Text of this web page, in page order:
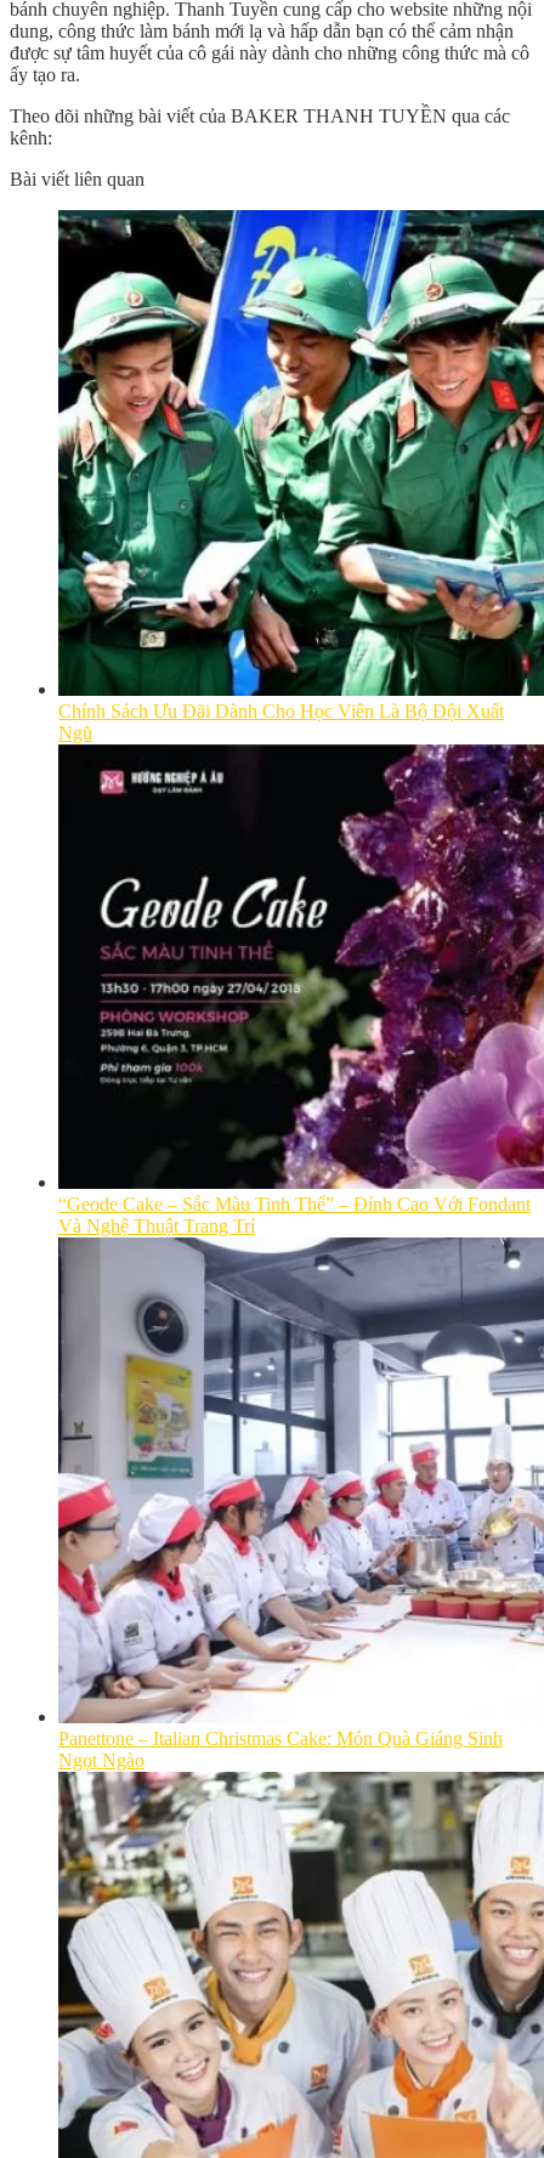
bánh chuyên nghiệp. Thanh Tuyền cung cấp cho website những nội
dung, công thức làm bánh mới lạ và hấp dẫn bạn có thể cảm nhận
được sự tâm huyết của cô gái này dành cho những công thức mà cô
ấy tạo ra.
Theo dõi những bài viết của BAKER THANH TUYỀN qua các
kênh:
Bài viết liên quan
Chính Sách Ưu Đãi Dành Cho Học Viên Là Bộ Đội Xuất
Ngũ
“Geode Cake – Sắc Màu Tinh Thể” – Đỉnh Cao Với Fondant
Và Nghệ Thuật Trang Trí
Panettone – Italian Christmas Cake: Món Quà Giáng Sinh
Ngọt Ngào